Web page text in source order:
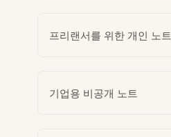
프리랜서를 위한 개인 노트
기업용 비공개 노트